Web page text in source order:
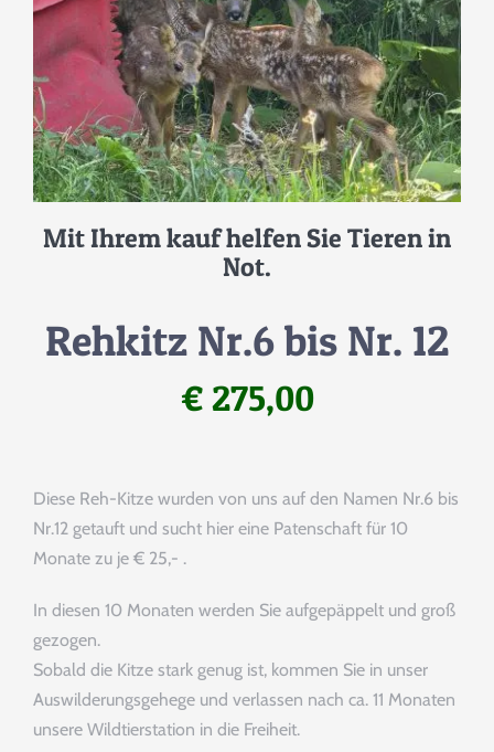
TEAM
PARTNER
MEDIEN & PRESSEARTIKEL
TIERISCHE GESCHICHTEN
DATENSCHUTZERKLÄRUNG
Mit Ihrem kauf helfen Sie Tieren in
Not.
Rehkitz Nr.6 bis Nr. 12
€ 275,00
Diese Reh-Kitze wurden von uns auf den Namen Nr.6 bis
Nr.12 getauft und sucht hier eine Patenschaft für 10
Monate zu je € 25,- .
In diesen 10 Monaten werden Sie aufgepäppelt und groß
gezogen.
Sobald die Kitze stark genug ist, kommen Sie in unser
Auswilderungsgehege und verlassen nach ca. 11 Monaten
unsere Wildtierstation in die Freiheit.